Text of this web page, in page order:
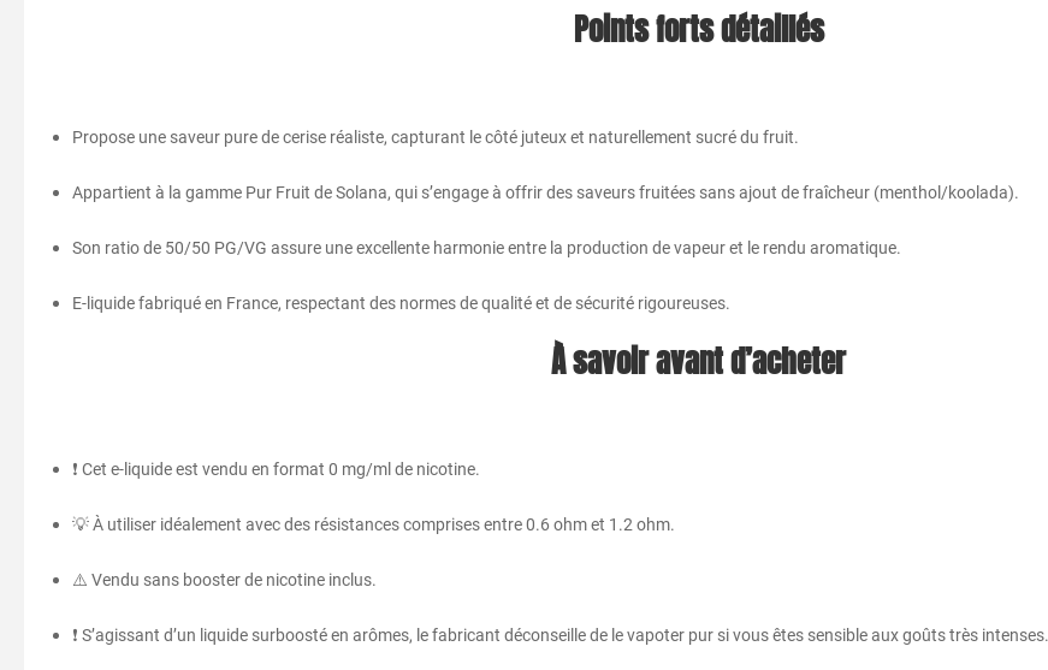
Points forts détaillés
Propose une saveur pure de cerise réaliste, capturant le côté juteux et naturellement sucré du fruit.
Appartient à la gamme Pur Fruit de Solana, qui s’engage à offrir des saveurs fruitées sans ajout de fraîcheur (menthol/koolada).
Son ratio de 50/50 PG/VG assure une excellente harmonie entre la production de vapeur et le rendu aromatique.
E-liquide fabriqué en France, respectant des normes de qualité et de sécurité rigoureuses.
À savoir avant d’acheter
❗ Cet e-liquide est vendu en format 0 mg/ml de nicotine.
💡 À utiliser idéalement avec des résistances comprises entre 0.6 ohm et 1.2 ohm.
⚠️ Vendu sans booster de nicotine inclus.
❗ S’agissant d’un liquide surboosté en arômes, le fabricant déconseille de le vapoter pur si vous êtes sensible aux goûts très intenses.